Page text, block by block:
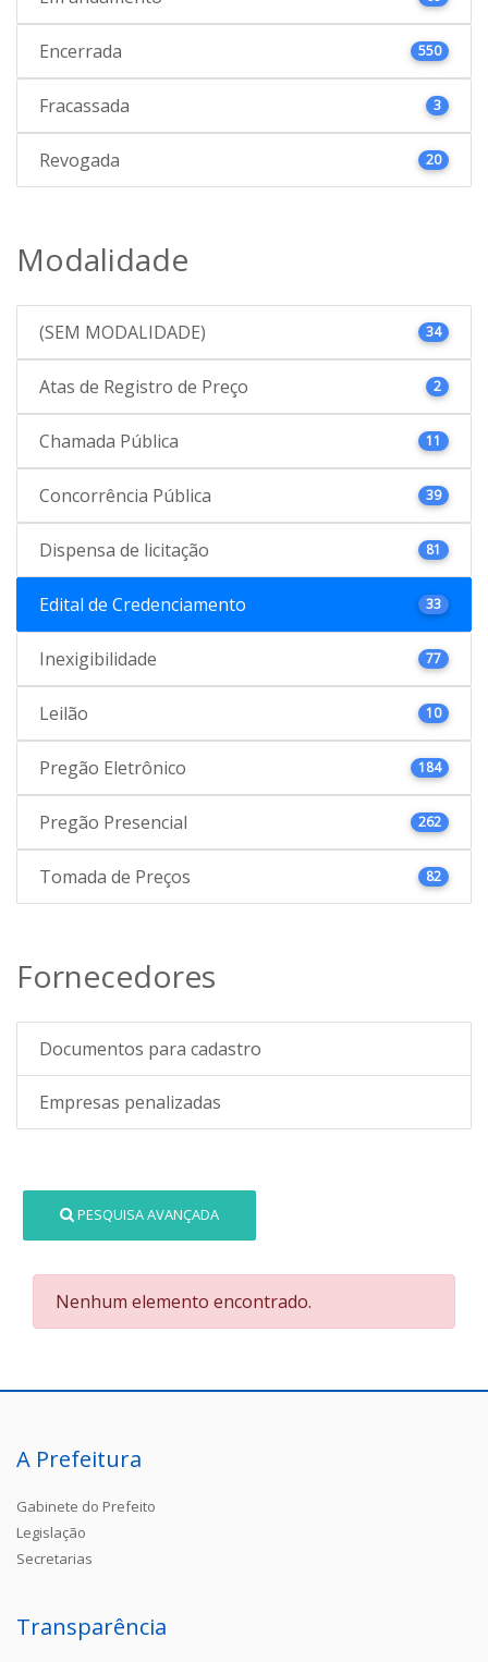
Encerrada 550
Fracassada 3
Revogada 20
Modalidade
(SEM MODALIDADE) 34
Atas de Registro de Preço 2
Chamada Pública 11
Concorrência Pública 39
Dispensa de licitação 81
Edital de Credenciamento 33
Inexigibilidade 77
Leilão 10
Pregão Eletrônico 184
Pregão Presencial 262
Tomada de Preços 82
Fornecedores
Documentos para cadastro
Empresas penalizadas
PESQUISA AVANÇADA
Nenhum elemento encontrado.
A Prefeitura
Gabinete do Prefeito
Legislação
Secretarias
Transparência